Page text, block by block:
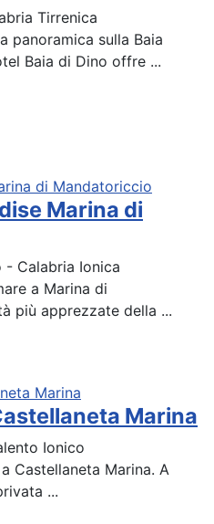
Tirrenica
panoramica sulla Baia
Baia di Dino offre ...
Marina di
Calabria Ionica
a Marina di
più apprezzate della ...
Marina
Ionico
Castellaneta Marina. A
...